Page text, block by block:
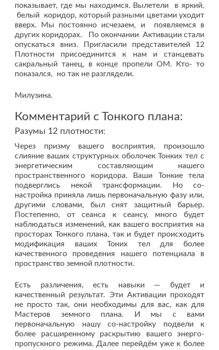
показывает, где мы находимся. Вылетели в яркий,
белый коридор, который разными цветами уходит
вверх. Мы постоянно исчезаем, и появляемся в
других коридорах. По окончании Активации стали
опускаться вниз. Пригласили представителей 12
Плотности присоединится к нам и станцевать
сакральный танец, в конце пропели ОМ. Кто- то
показался, но так не разглядели.
Милузина.
Комментарий с Тонкого плана:
Разумы 12 плотности:
Через призму вашего восприятия, произошло
слияние ваших структурных оболочек Тонких тел с
энергетическим составляющим нашего
пространственного коридора. Ваши Тонкие тела
подверглись некой трансформации. Но со-
настройка приняла лишь первоначальную фазу или,
другими словами, был снят защитный барьер.
Постепенно, от сеанса к сеансу, много будет
наблюдаться изменений, как вашего восприятия на
просторах Тонкого плана, так и будет происходить
модификация ваших Тоних тел для более
качественного проведения нашего потенциала в
пространство земной плотности.
Есть различения, есть навыки — будет и
качественный результат. Эти Активации проходят
не просто так, они необходимы для вас, как для
Мастеров земного плана. И мы с вами
первоначальную нашу со-настройку подвели к
более расширенному раскрытию вашего энерго-
пропускного режима. Далее перейдём уже к более